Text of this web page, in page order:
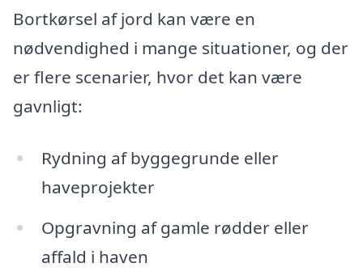
Bortkørsel af jord kan være en
nødvendighed i mange situationer, og der
er flere scenarier, hvor det kan være
gavnligt:
Rydning af byggegrunde eller
haveprojekter
Opgravning af gamle rødder eller
affald i haven